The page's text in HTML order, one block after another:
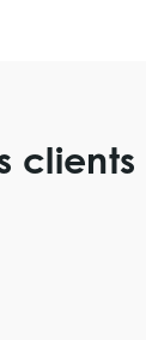
clients